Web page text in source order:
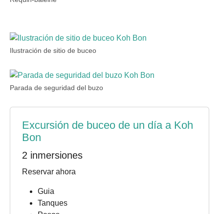
Ilustración de sitio de buceo
Parada de seguridad del buzo
Excursión de buceo de un día a Koh
Bon
2 inmersiones
Reservar ahora
Guia
Tanques